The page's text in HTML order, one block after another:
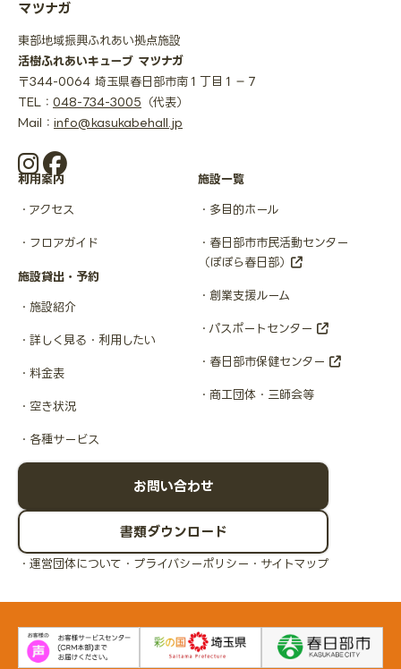
マツナガ
東部地域振興ふれあい拠点施設
活樹ふれあいキューブ マツナガ
〒344-0064 埼玉県春日部市南１丁目１−７
TEL： 048-734-3005 （代表）
Mail： info@kasukabehall.jp
利用案内
アクセス
フロアガイド
施設貸出・予約
施設紹介
詳しく見る・利用したい
料金表
空き状況
各種サービス
施設一覧
多目的ホール
春日部市市民活動センター
（ぽぽら春日部）
創業支援ルーム
パスポートセンター
春日部市保健センター
商工団体・三師会等
お問い合わせ
書類ダウンロード
運営団体について プライバシーポリシー サイトマップ